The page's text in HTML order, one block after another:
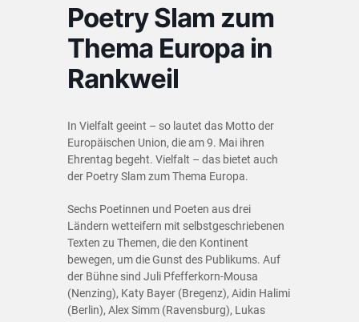
Poetry Slam zum
Thema Europa in
Rankweil
In Vielfalt geeint – so lautet das Motto der
Europäischen Union, die am 9. Mai ihren
Ehrentag begeht. Vielfalt – das bietet auch
der Poetry Slam zum Thema Europa.
Sechs Poetinnen und Poeten aus drei
Ländern wetteifern mit selbstgeschriebenen
Texten zu Themen, die den Kontinent
bewegen, um die Gunst des Publikums. Auf
der Bühne sind Juli Pfefferkorn-Mousa
(Nenzing), Katy Bayer (Bregenz), Aidin Halimi
(Berlin), Alex Simm (Ravensburg), Lukas